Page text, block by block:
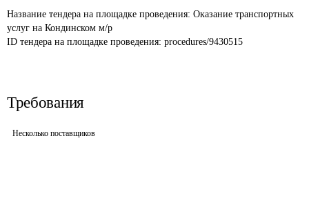
Название тендера на площадке проведения: Оказание транспортных
услуг на Кондинском м/р
ID тендера на площадке проведения: procedures/9430515
Требования
Несколько поставщиков